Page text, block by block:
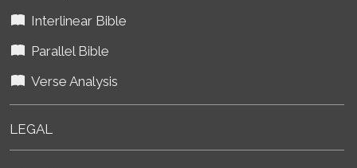
Interlinear Bible
Parallel Bible
Verse Analysis
LEGAL